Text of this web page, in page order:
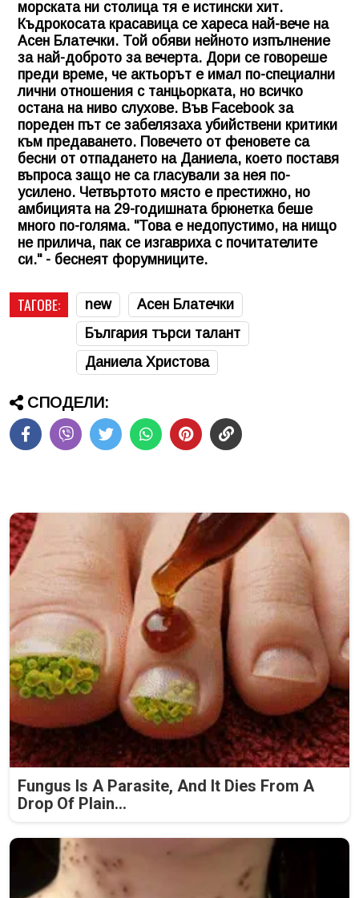
морската ни столица тя е истински хит.
Къдрокосата красавица се хареса най-вече на
Асен Блатечки. Той обяви нейното изпълнение
за най-доброто за вечерта. Дори се говореше
преди време, че актьорът е имал по-специални
лични отношения с танцьорката, но всичко
остана на ниво слухове. Във Facebook за
пореден път се забелязаха убийствени критики
към предаването. Повечето от феновете са
бесни от отпадането на Даниела, което поставя
въпроса защо не са гласували за нея по-
усилено. Четвъртото място е престижно, но
амбицията на 29-годишната брюнетка беше
много по-голяма. "Това е недопустимо, на нищо
не прилича, пак се изгавриха с почитателите
си." - беснеят форумниците.
ТАГОВЕ: new
Асен Блатечки
България търси талант
Даниела Христова
СПОДЕЛИ:
Fungus Is A Parasite, And It Dies From A
Drop Of Plain...